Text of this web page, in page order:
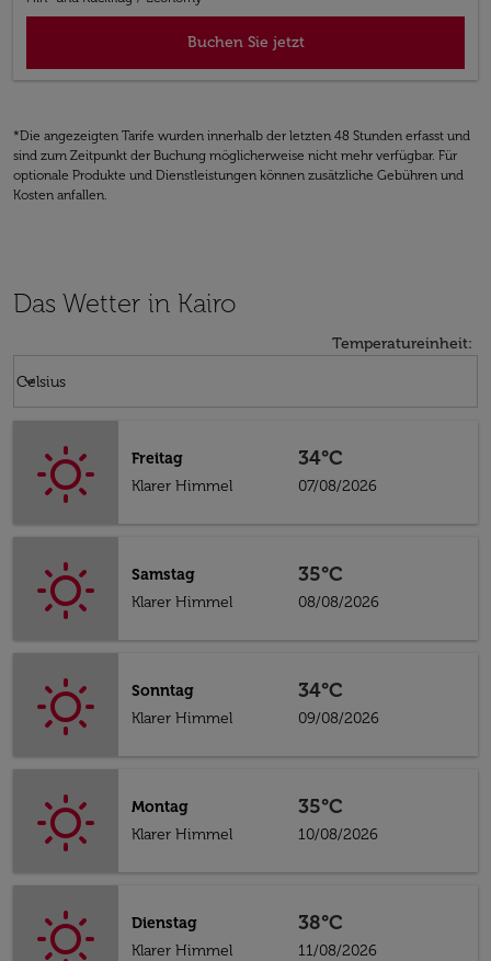
Buchen Sie jetzt
*Die angezeigten Tarife wurden innerhalb der letzten 48 Stunden erfasst und
sind zum Zeitpunkt der Buchung möglicherweise nicht mehr verfügbar. Für
optionale Produkte und Dienstleistungen können zusätzliche Gebühren und
Kosten anfallen.
Das Wetter in Kairo
Temperatureinheit:
Celsius
keyboard_arrow_down
Freitag
Klarer Himmel
34°C
07/08/2026
Samstag
Klarer Himmel
35°C
08/08/2026
Sonntag
Klarer Himmel
34°C
09/08/2026
Montag
Klarer Himmel
35°C
10/08/2026
Dienstag
Klarer Himmel
38°C
11/08/2026